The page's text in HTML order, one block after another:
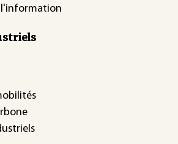
l'information